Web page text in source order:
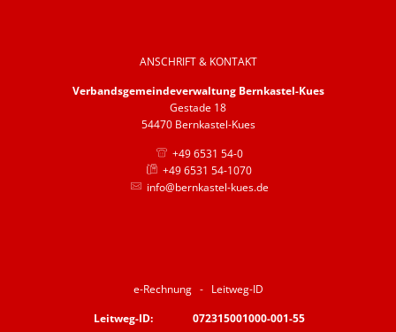
ANSCHRIFT & KONTAKT
Verbandsgemeindeverwaltung Bernkastel-Kues
Gestade 18
54470 Bernkastel-Kues
+49 6531 54-0
+49 6531 54-1070
info@bernkastel-kues.de
e-Rechnung - Leitweg-ID
Leitweg-ID: 072315001000-001-55